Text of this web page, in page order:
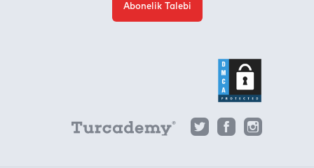
Abonelik Talebi